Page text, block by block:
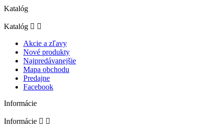
Katalóg
Katalóg  
Akcie a zľavy
Nové produkty
Najpredávanejšie
Mapa obchodu
Predajne
Facebook
Informácie
Informácie  